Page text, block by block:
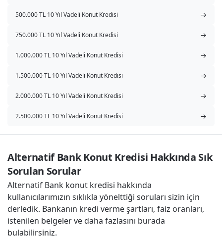
500.000 TL 10 Yıl Vadeli Konut Kredisi →
750.000 TL 10 Yıl Vadeli Konut Kredisi →
1.000.000 TL 10 Yıl Vadeli Konut Kredisi →
1.500.000 TL 10 Yıl Vadeli Konut Kredisi →
2.000.000 TL 10 Yıl Vadeli Konut Kredisi →
2.500.000 TL 10 Yıl Vadeli Konut Kredisi →
Alternatif Bank Konut Kredisi Hakkında Sık
Sorulan Sorular
Alternatif Bank konut kredisi hakkında
kullanıcılarımızın sıklıkla yönelttiği soruları sizin için
derledik. Bankanın kredi verme şartları, faiz oranları,
istenilen belgeler ve daha fazlasını burada
bulabilirsiniz.